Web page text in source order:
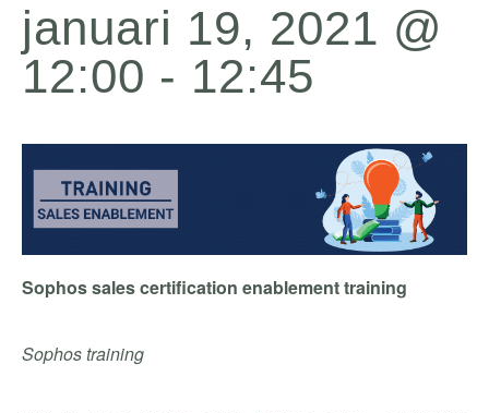
januari 19, 2021 @
12:00 - 12:45
Sophos sales certification enablement training
Sophos training